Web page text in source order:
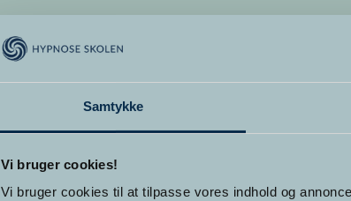
Samtykke
Vi bruger cookies!
Vi bruger cookies til at tilpasse vores indhold og